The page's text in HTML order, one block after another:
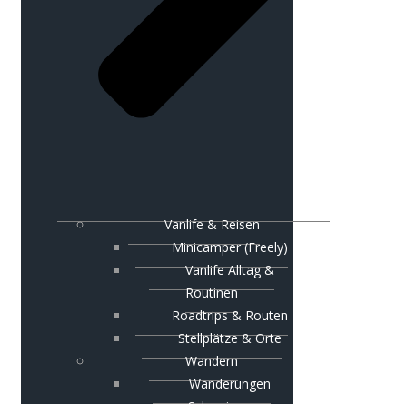
Vanlife & Reisen
Minicamper (Freely)
Vanlife Alltag &
Routinen
Roadtrips & Routen
Stellplätze & Orte
Wandern
Wanderungen